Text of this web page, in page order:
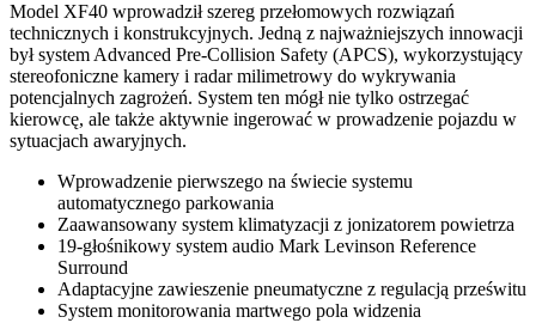
Model XF40 wprowadził szereg przełomowych rozwiązań
technicznych i konstrukcyjnych. Jedną z najważniejszych innowacji
był system Advanced Pre-Collision Safety (APCS), wykorzystujący
stereofoniczne kamery i radar milimetrowy do wykrywania
potencjalnych zagrożeń. System ten mógł nie tylko ostrzegać
kierowcę, ale także aktywnie ingerować w prowadzenie pojazdu w
sytuacjach awaryjnych.
Wprowadzenie pierwszego na świecie systemu
automatycznego parkowania
Zaawansowany system klimatyzacji z jonizatorem powietrza
19-głośnikowy system audio Mark Levinson Reference
Surround
Adaptacyjne zawieszenie pneumatyczne z regulacją prześwitu
System monitorowania martwego pola widzenia